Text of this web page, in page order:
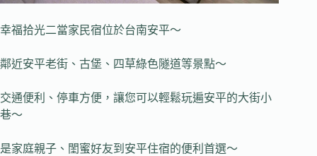
幸福拾光二當家民宿位於台南安平～
鄰近安平老街、古堡、四草綠色隧道等景點～
交通便利、停車方便，讓您可以輕鬆玩遍安平的大街小
巷～
是家庭親子、閨蜜好友到安平住宿的便利首選～